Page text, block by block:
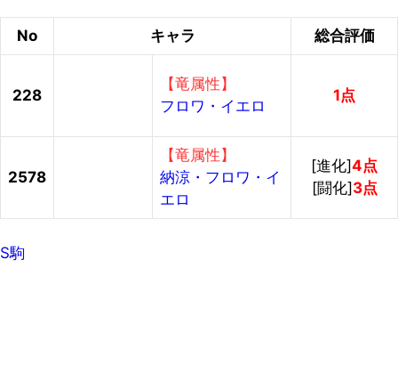
No キャラ 総合評価
228
【竜属性】
フロワ・イエロ
1点
2578
【竜属性】
納涼・フロワ・イ
エロ
[進化]4点
[闘化] 3点
S駒